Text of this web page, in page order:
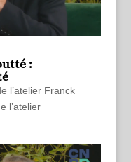
:
l’atelier Franck
l’atelier